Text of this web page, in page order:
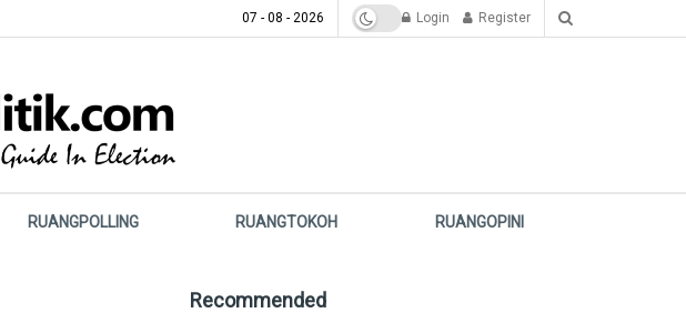
07 - 08 - 2026 Login Register
RUANGPOLLING RUANGTOKOH RUANGOPINI
Recommended